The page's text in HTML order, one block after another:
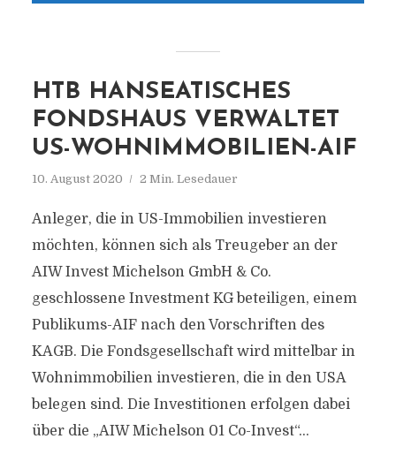
HTB HANSEATISCHES
FONDSHAUS VERWALTET
US-WOHNIMMOBILIEN-AIF
10. August 2020 2 Min. Lesedauer
Anleger, die in US-Immobilien investieren
möchten, können sich als Treugeber an der
AIW Invest Michelson GmbH & Co.
geschlossene Investment KG beteiligen, einem
Publikums-AIF nach den Vorschriften des
KAGB. Die Fondsgesellschaft wird mittelbar in
Wohnimmobilien investieren, die in den USA
belegen sind. Die Investitionen erfolgen dabei
über die „AIW Michelson 01 Co-Invest“...